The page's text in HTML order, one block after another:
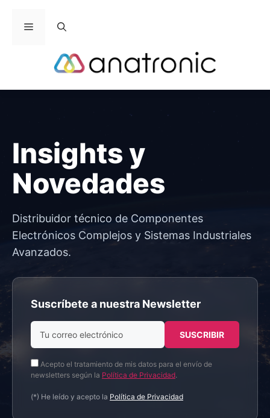
Menú
Insights y
Novedades
Distribuidor técnico de Componentes
Electrónicos Complejos y Sistemas Industriales
Avanzados.
Suscríbete a nuestra Newsletter
Acepto el tratamiento de mis datos para el envío de
newsletters según la Política de Privacidad.
(*) He leído y acepto la Política de Privacidad